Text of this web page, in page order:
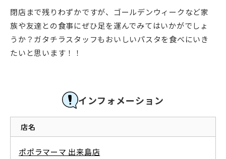
閉店まで残りわずかですが、ゴールデンウィークなど家
族や友達との食事にぜひ足を運んでみてはいかがでしょ
うか？ガタチラスタッフもおいしいパスタを食べにいき
たいと思います！！
インフォメーション
店名
ポポラマーマ 出来島店